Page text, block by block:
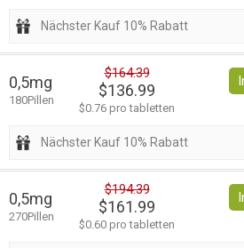
Nächster Kauf 10% Rabatt
0,5mg
180Pillen
$164.39
$136.99
$0.76 pro tabletten
Nächster Kauf 10% Rabatt
0,5mg
270Pillen
$194.39
$161.99
$0.60 pro tabletten